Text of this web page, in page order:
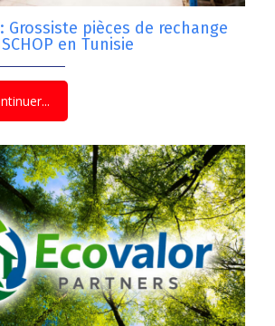
Grossiste pièces de rechange
en Tunisie